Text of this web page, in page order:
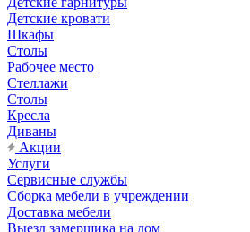
Детские кровати
Шкафы
Столы
Рабочее место
Стеллажи
Столы
Кресла
Диваны
Акции
Услуги
Сервисные службы
Сборка мебели в учреждении
Доставка мебели
Выезд замерщика на дом